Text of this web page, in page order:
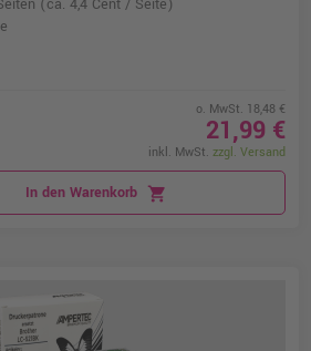
(ca. 4,4 Cent / Seite)
o. MwSt. 18,48 €
21,99 €
inkl. MwSt. zzgl. Versand
In den Warenkorb shopping_cart